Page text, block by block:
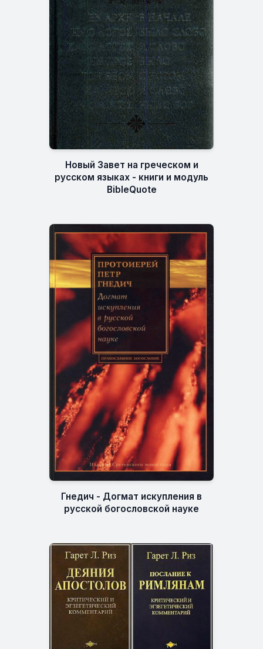
Новый Завет на греческом и
русском языках - книги и модуль
BibleQuote
Гнедич - Догмат искупления в
русской богословской науке